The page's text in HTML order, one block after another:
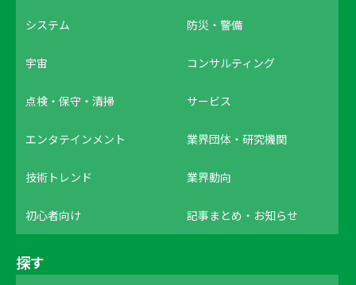
システム 防災・警備
宇宙 コンサルティング
点検・保守・清掃 サービス
エンタテインメント 業界団体・研究機関
技術トレンド 業界動向
初心者向け 記事まとめ・お知らせ
探す